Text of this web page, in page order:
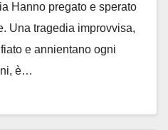
Hanno pregato e sperato
Una tragedia improvvisa,
e annientano ogni
è…